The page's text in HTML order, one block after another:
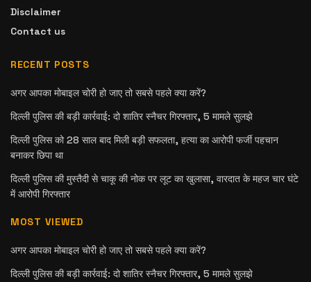
Disclaimer
Contact us
RECENT POSTS
अगर आपका मोबाइल चोरी हो जाए तो सबसे पहले क्या करें?
दिल्ली पुलिस की बड़ी कार्रवाई: दो शातिर स्नैचर गिरफ्तार, 5 मामले सुलझे
दिल्ली पुलिस को 28 साल बाद मिली बड़ी सफलता, हत्या का आरोपी फर्जी पहचान
बनाकर छिपा था
दिल्ली पुलिस की मुस्तैदी से चाकू की नोक पर लूट का खुलासा, वारदात के महज चार घंटे
में आरोपी गिरफ्तार
MOST VIEWED
अगर आपका मोबाइल चोरी हो जाए तो सबसे पहले क्या करें?
दिल्ली पुलिस की बड़ी कार्रवाई: दो शातिर स्नैचर गिरफ्तार, 5 मामले सुलझे